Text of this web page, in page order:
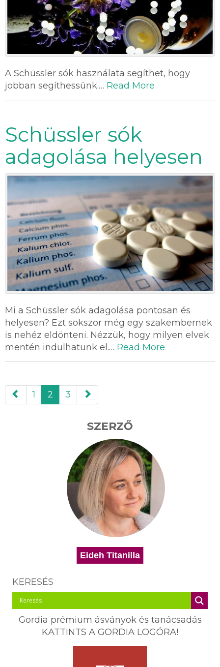
A Schüssler sók használata segíthet, hogy
jobban segíthessünk.… Read More
Schüssler sók
adagolása helyesen
Mi a Schüssler sók adagolása pontosan és
helyesen? Ezt sokszor még egy szakembernek
is nehéz eldönteni. Nézzük, hogy milyen elvek
mentén indulhatunk el.… Read More
paging-
navigation
1 2 3
SZERZŐ
Eideh Titanilla
KERESÉS
Gordia prémium ásványok és tanácsadás
KATTINTS A GORDIA LOGÓRA!